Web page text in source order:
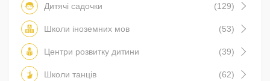
Дитячі садочки (129)
Школи іноземних мов (53)
Центри розвитку дитини (39)
Школи танців (62)